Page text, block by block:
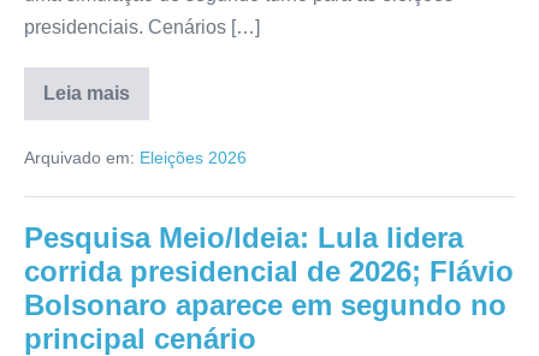
presidenciais. Cenários […]
Leia mais
Arquivado em: Eleições 2026
Pesquisa Meio/Ideia: Lula lidera
corrida presidencial de 2026; Flávio
Bolsonaro aparece em segundo no
principal cenário